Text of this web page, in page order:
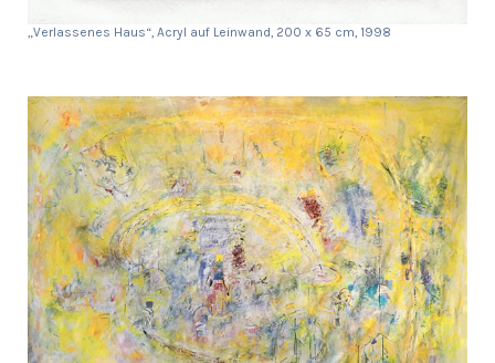
„Verlassenes Haus“, Acryl auf Leinwand, 200 x 65 cm, 1998